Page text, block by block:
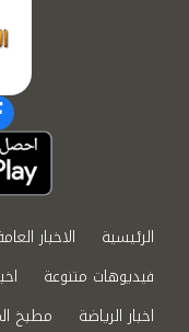
الرئيسية الاخبار
فيديوهات متنوعة
اخبار الرياضة
مطبخ